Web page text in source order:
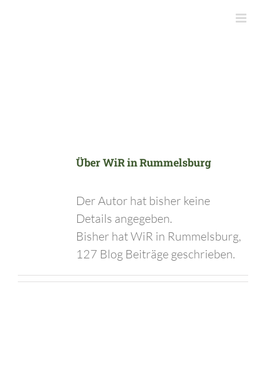
ÜberWiR in Rummelsburg
Der Autor hat bisher keine
Details angegeben.
Bisher hat WiR in Rummelsburg,
127 Blog Beiträge geschrieben.